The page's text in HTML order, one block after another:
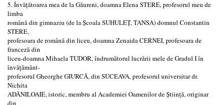
5. Învățătoarea mea de la Găureni, doamna Elena STERE, profesorul meu de
limba
română din gimnaziu (de la Școala SUHULEȚ, TANSA) domnul Constantin
STERE,
profesoara de română din liceu, doamna Zenaida CERNEI, profesoara de
franceză din
liceu-doamna Mihaela TUDOR, îndrumătorul lucrării mele de Gradul I în
învățământ-
profesorul Gheorghe GIURCĂ, din SUCEAVA, profesorul universitar dr.
Nichita
ADĂNILOAIE, istoric, membru al Academiei Oamenilor de Știință, originar
din